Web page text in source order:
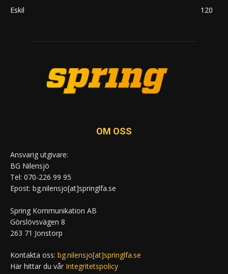
Eskil
120
OM OSS
Ansvarig utgivare:
BG Nilensjö
Tel: 070-226 99 95
Epost: bg.nilensjo[at]springlfa.se
Spring Kommunikation AB
Görslövsvägen 8
263 71 Jonstorp
Kontakta oss: bg.nilensjo[at]springlfa.se
Här hittar du vår Integritetspolicy